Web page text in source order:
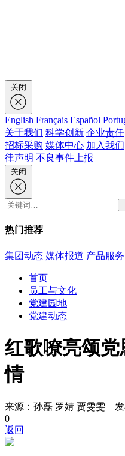
English Français Español
关于我们 科学创新 企业责任
招标采购 媒体中心 加入我们
律声明 不良事件上报
热门推荐
集团动态 媒体报道 产品服务
首页
员工与文化
党建园地
党建动态
红歌嘹亮颂
情
来源：孙磊 罗婧 贾雯雯 发
0
返回